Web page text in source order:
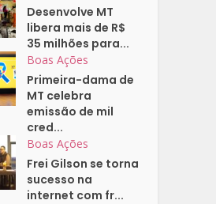
Desenvolve MT
libera mais de R$
35 milhões para...
Boas Ações
Primeira-dama de
MT celebra
emissão de mil
cred...
Boas Ações
Frei Gilson se torna
sucesso na
internet com fr...